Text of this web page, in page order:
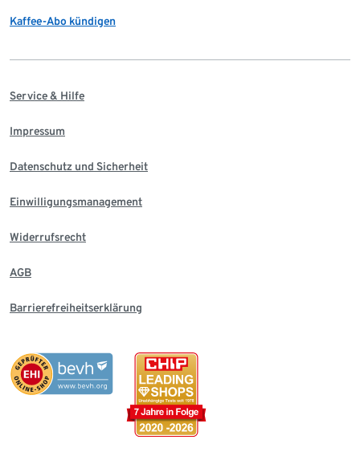
Kaffee-Abo kündigen
Service & Hilfe
Impressum
Datenschutz und Sicherheit
Einwilligungsmanagement
Widerrufsrecht
AGB
Barrierefreiheitserklärung